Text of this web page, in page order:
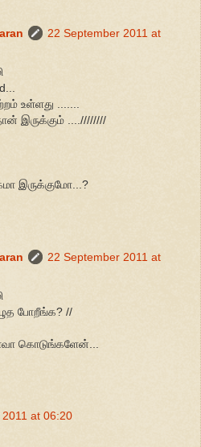
22 September 2011 at
உள்ளது .......
இருக்கும் ....////////
இருக்குமோ...?
22 September 2011 at
போறீங்க? //
கொடுங்களேன்...
at 06:20